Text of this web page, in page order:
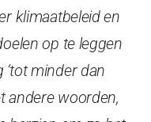
klimaatbeleid en
op te leggen
minder dan
andere woorden,